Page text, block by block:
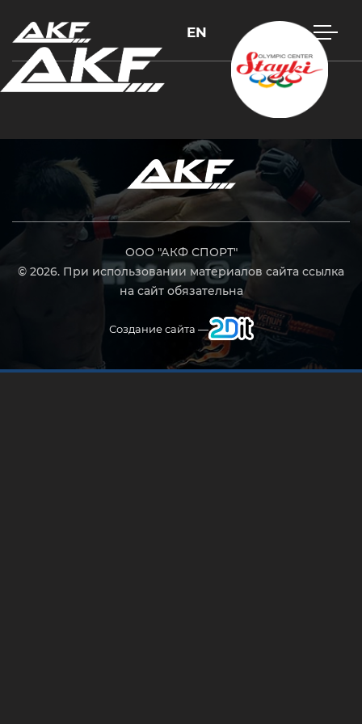
EN
ООО "АКФ СПОРТ"
© 2026. При использовании материалов сайта ссылка
на сайт обязательна
Создание сайта —
Нажмите Enter для поиска или Esc, чтобы закрыть